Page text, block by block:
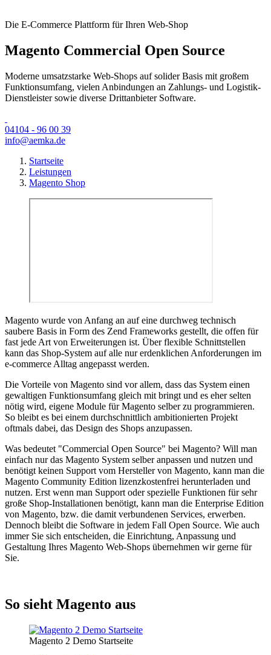
Die E-Commerce Plattform für Ihren Web-Shop
Magento Commercial Open Source
Moderne umsatzstarke Web-Shops auf solider Basis mit großem
Funktionsumfang, vielen Anbindungen an Zahlungs- und Logistik-
Dienstleister sowie diverse Drittanbieter Software.
04104 - 96 00 39
info@aemka.de
Startseite
Leistungen
Magento Shop
Magento wurde von Anfang an auf eine durchweg technisch
saubere Basis in Form des Zend Frameworks gestellt, die offen für
fast jede Art von Erweiterungen ist. Über flexible Schnittstellen
kann das Shop-System auf alle nur erdenklichen Anforderungen im
e-commerce Alltag angepasst werden.
Die Vorteile von Magento sind vor allem, dass das System einen
gewaltigen Funktionsumfang gleich mit bringt und es eher selten
nötig wird, eigene Module für Magento selber zu programmieren.
So bleibt es bei einem durchschnittlich ambitionierten Projekt
oftmals dabei, das Design des Shops anzupassen.
Was bedeutet "Commercial Open Source" bei Magento? Will man
einfach nur das Magento System selber anpassen und nutzen und
benötigt keinen Support vom Hersteller von Magento, kann man die
Magento Community Edition lizenzkostenfrei herunterladen und
nutzen. Erst wenn man Support oder spezielle Funktionen für sehr
große Shop-Installationen benötigt, kann man die Enterprise Edition
von Magento, bzw. die damit verbundenen Services, erwerben.
Dennoch bleibt die Software in jedem Fall Open Source. Wie auch
immer Sie sich entscheiden, die Einrichtung, Anpassung und
Gestaltung Ihres Magento Web-Shops übernehmen wir gerne für
Sie.
So sieht Magento aus
Magento 2 Demo Startseite